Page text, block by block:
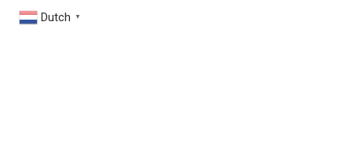
Dutch ▼